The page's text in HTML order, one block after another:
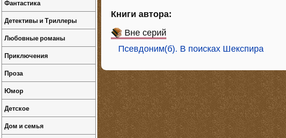
Книги автора:
Вне серий
Псевдоним(б). В поисках Шекспира
Фантастика
Детективы и Триллеры
Любовные романы
Приключения
Проза
Юмор
Детское
Дом и семья